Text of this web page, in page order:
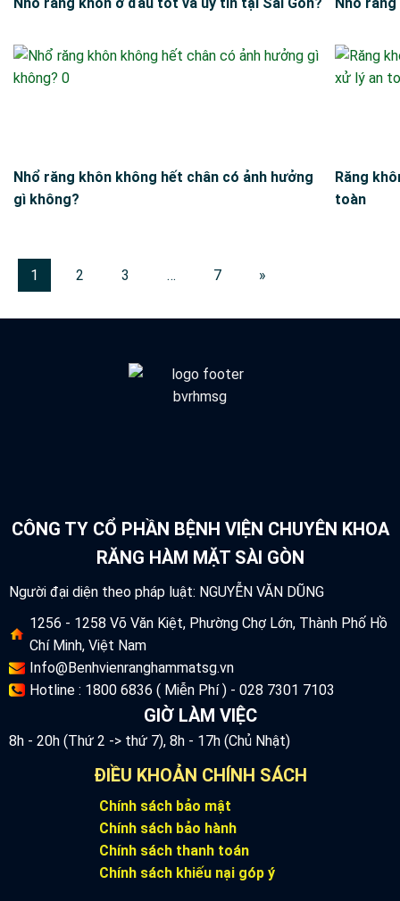
Nhổ răng khôn ở đâu tốt và uy tín tại Sài Gòn? Nhổ
Nhổ răng khôn không hết chân có ảnh hưởng
gì không?
Răng
toàn
1 2 3 … 7 »
CÔNG TY CỔ PHẦN BỆNH VIỆN CHUYÊN KHOA
RĂNG HÀM MẶT SÀI GÒN
Người đại diện theo pháp luật: NGUYỄN VĂN DŨNG
1256 - 1258 Võ Văn Kiệt, Phường Chợ Lớn, Thành Phố Hồ
Chí Minh, Việt Nam
Info@Benhvienranghammatsg.vn
Hotline : 1800 6836 ( Miễn Phí ) - 028 7301 7103
GIỜ LÀM VIỆC
8h - 20h (Thứ 2 -> thứ 7), 8h - 17h (Chủ Nhật)
ĐIỀU KHOẢN CHÍNH SÁCH
Chính sách bảo mật
Chính sách bảo hành
Chính sách thanh toán
Chính sách khiếu nại góp ý